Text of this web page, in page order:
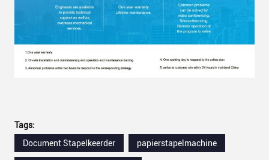
Tags:
Document Stapelkeerder
papierstapelmachine